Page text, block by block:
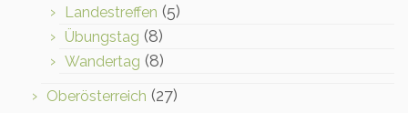
Landestreffen (5)
Übungstag (8)
Wandertag (8)
Oberösterreich (27)